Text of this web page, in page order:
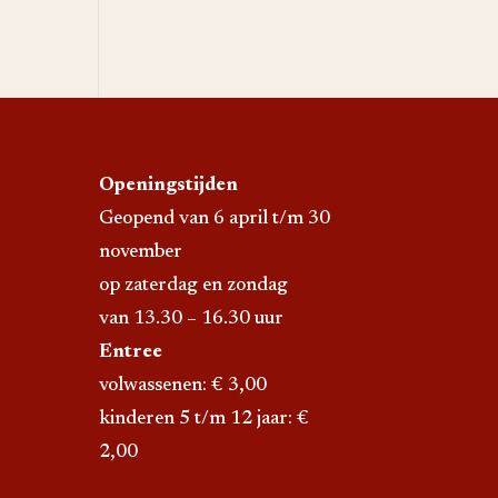
Openingstijden
Geopend van 6 april t/m 30
november
op zaterdag en zondag
van 13.30 – 16.30 uur
Entree
volwassenen: € 3,00
kinderen 5 t/m 12 jaar: €
2,00